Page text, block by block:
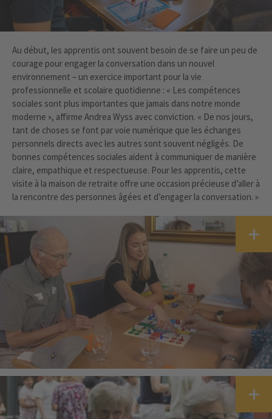
Au début, les apprentis ont souvent besoin de se faire un peu de
courage pour engager la conversation dans un nouvel
environnement – un exercice important pour la vie
professionnelle et scolaire quotidienne : « Les compétences
sociales sont plus importantes que jamais dans notre monde
moderne », affirme Andrea Wyss avec conviction. « De nos jours,
tant de choses se font par voie numérique que les échanges
personnels directs avec les autres sont souvent négligés. De
bonnes compétences sociales aident à communiquer de manière
claire, empathique et respectueuse. Pour les apprentis, cette
visite à la maison de retraite offre une occasion précieuse d’aller à
la rencontre des personnes âgées et d’engager la conversation. »